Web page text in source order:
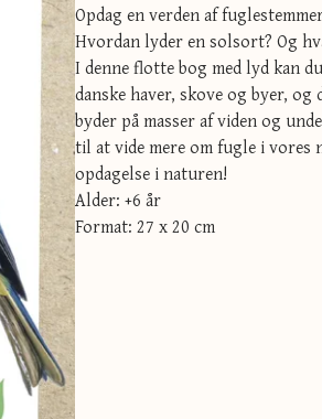
Opdag en verden af
Hvordan lyder en solsort? Og
I denne flotte bog med lyd kan
danske haver, skove og byer,
byder på masser af viden og
til at vide mere om fugle i vores
opdagelse i naturen!
Alder: +6 år
Format: 27 x 20 cm